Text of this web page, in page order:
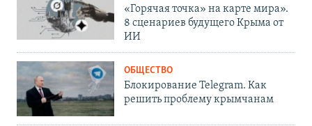
«Горячая точка» на карте мира».
8 сценариев будущего Крыма от
ИИ
ОБЩЕСТВО
Блокирование Telegram. Как
решить проблему крымчанам